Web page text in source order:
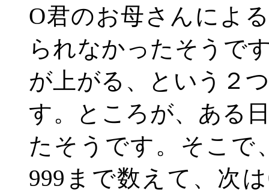
O君のお母さんによ
られなかったそうで
が上がる、という２
す。ところが、ある
たそうです。そこで
999 まで数えて、次は